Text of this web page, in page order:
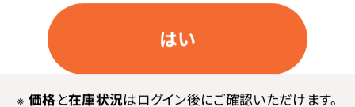
はい
※ 価格と在庫状況はログイン後にご確認いただけます。
度：-10.0～50.0℃ 湿度：10～99％●精度／【温度】0.0
～40.0℃：±1℃、-10.0～-0.1℃・40.1～50.0℃：
±2℃ 【湿度】50～80％：±5％、20～49％・81～
95％：±10％※精度範囲外の湿度は目安です。●測定間